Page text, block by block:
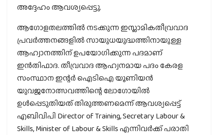
അദ്ദേഹം ആവശ്യപ്പെട്ടു.
ആഗോളതലത്തിൽ നടക്കുന്ന ഇസ്ലാമികതീവ്രവാദ
പ്രവർത്തനങ്ങളിൽ സായുധയുദ്ധത്തിനായുള്ള
ആഹ്വാനത്തിന് ഉപയോഗിക്കുന്ന പദമാണ്
ഇൻതിഫാദ. തീവ്രവാദ ആഹ്വനമായ പദം കേരള
സംസ്ഥാന ഇന്റർ ഐടിഐ യൂണിയൻ
യുവജനോത്സവത്തിന്റെ ലോഗോയിൽ
ഉൾപ്പെടുതിയത് തിരുത്തണമെന്ന് ആവശ്യപ്പെട്ട്
എബിവിപി Director of Training, Secretary Labour &
Skills, Minister of Labour & Skills എന്നിവർക്ക് പരാതി